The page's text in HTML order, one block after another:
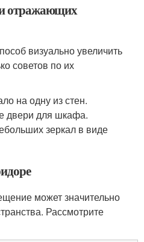
и отражающих
визуально увеличить
советов по их
на одну из стен.
двери для шкафа.
зеркал в виде
может значительно
Рассмотрите